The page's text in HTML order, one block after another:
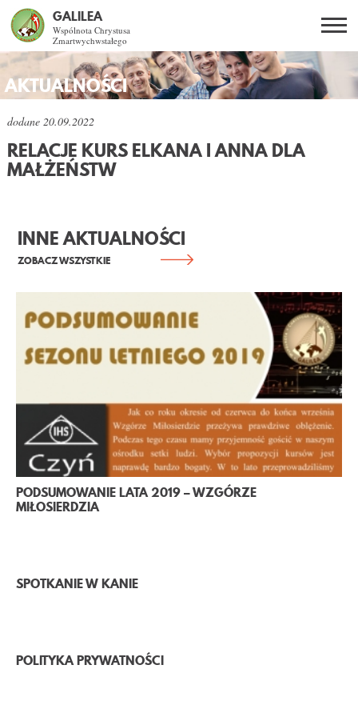
GALILEA
Wspólnota Chrystusa
Zmartwychwstałego
PL EN BG
Szukaj
SPOTKANIA OTWARTE
AKTUALNOŚCI
WSPÓLNOTA
KURSY SNE
AKTUALNOŚCI
dodane 20.09.2022
RELACJE KURS ELKANA I ANNA DLA
MAŁŻEŃSTW
INNE AKTUALNOŚCI
ZOBACZ WSZYSTKIE
PODSUMOWANIE LATA 2019 – WZGÓRZE
MIŁOSIERDZIA
SPOTKANIE W KANIE
POLITYKA PRYWATNOŚCI